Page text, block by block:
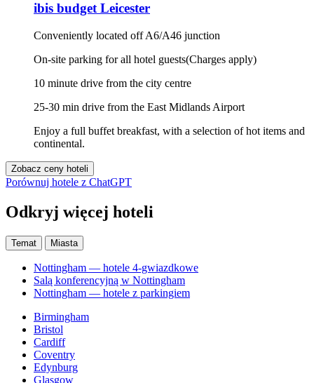
ibis budget Leicester
Conveniently located off A6/A46 junction
On-site parking for all hotel guests(Charges apply)
10 minute drive from the city centre
25-30 min drive from the East Midlands Airport
Enjoy a full buffet breakfast, with a selection of hot items and
continental.
Zobacz ceny hoteli
Porównuj hotele z ChatGPT
Odkryj więcej hoteli
Temat Miasta
Nottingham — hotele 4-gwiazdkowe
Salą konferencyjną w Nottingham
Nottingham — hotele z parkingiem
Birmingham
Bristol
Cardiff
Coventry
Edynburg
Glasgow